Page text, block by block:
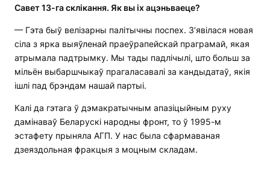
Савет 13-га склікання. Як вы іх ацэньваеце?
— Гэта быў велізарны палітычны поспех. З’явілася новая
сіла з ярка выяўленай праеўрапейскай праграмай, якая
атрымала падтрымку. Мы тады падлічылі, што больш за
мільён выбаршчыкаў прагаласавалі за кандыдатаў, якія
ішлі пад брэндам нашай партыі.
Калі да гэтага ў дэмакратычным апазіцыйным руху
дамінаваў Беларускі народны фронт, то ў 1995-м
эстафету прыняла АГП. У нас была сфармаваная
дзеяздольная фракцыя з моцным складам.